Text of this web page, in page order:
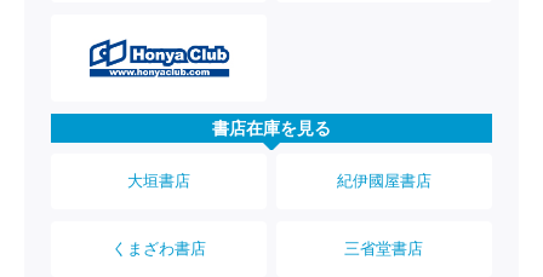
書店在庫を見る
大垣書店 紀伊國屋書店
くまざわ書店 三省堂書店